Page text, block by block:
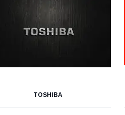
TOSHIBA